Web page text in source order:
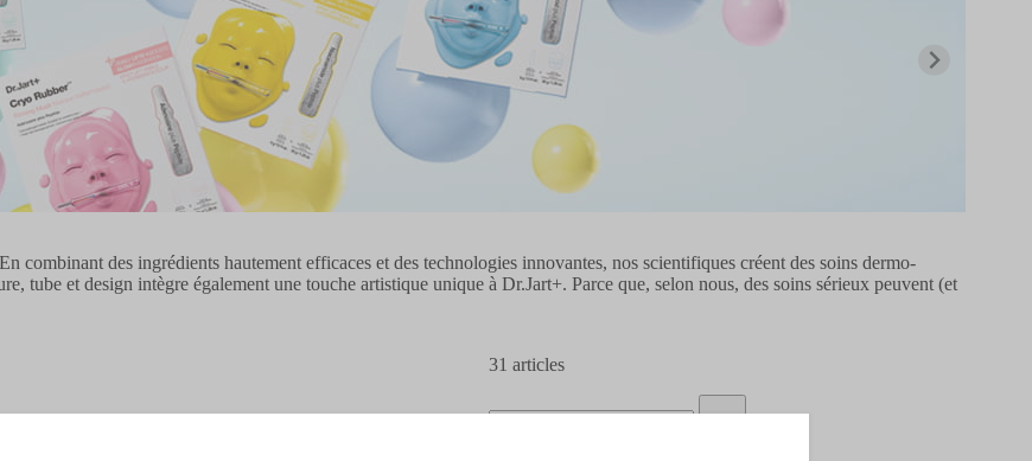
des ingrédients hautement efficaces et des technologies innovantes, nos scientifiques créent des soins dermo-
tube et design intègre également une touche artistique unique à Dr.Jart+. Parce que, selon nous, des soins sérieux peuvent (et
31 articles